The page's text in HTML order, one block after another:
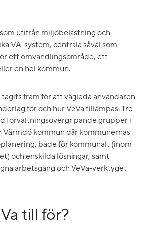
utifrån miljöbelastning och
VA-system, centrala såväl som
ett omvandlingsområde, ett
en hel kommun.
fram för att vägleda användaren
för och hur VeVa tillämpas. Tre
förvaltningsövergripande grupper i
Värmdö kommun där kommunernas
både för kommunalt (inom
och enskilda lösningar, samt
arbetsgång och VeVa-verktyget
till för?